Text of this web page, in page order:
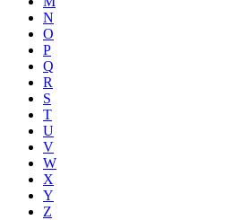
N
O
P
Q
R
S
T
U
V
W
X
Y
Z